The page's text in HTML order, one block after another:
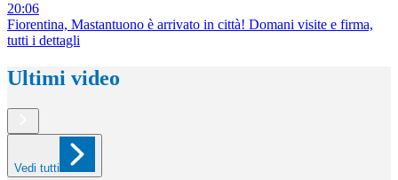
20:06
Fiorentina, Mastantuono è arrivato in città! Domani visite e firma,
tutti i dettagli
Ultimi video
Vedi tutti